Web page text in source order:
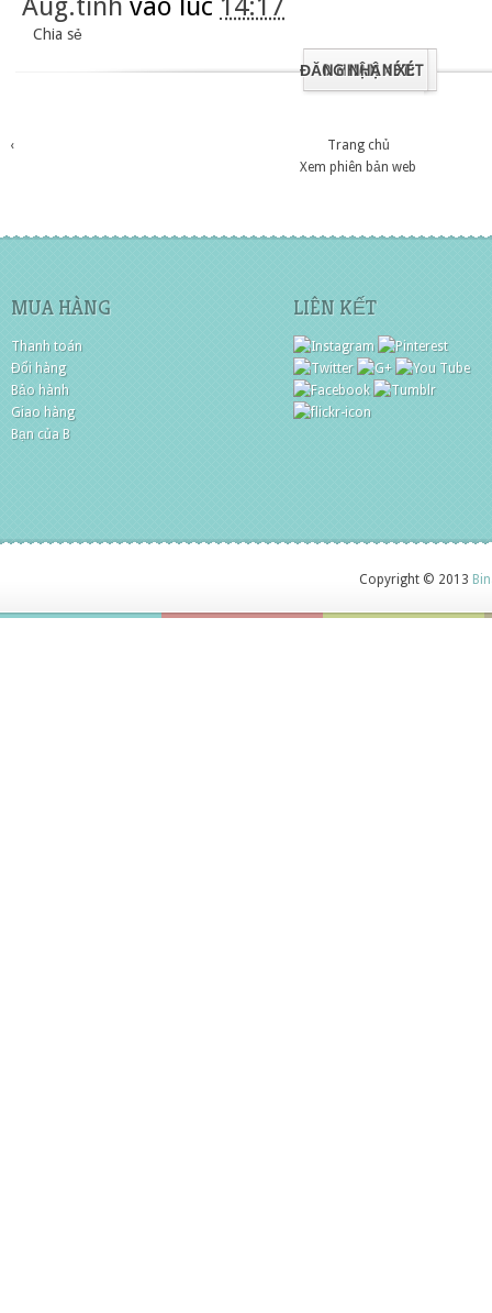
Aug.tinh vào lúc 14:17
Chia sẻ
0 NHẬN XÉT:
ĐĂNG NHẬN XÉT
‹
Trang chủ
Xem phiên bản web
MUA HÀNG
Thanh toán
Đổi hàng
Bảo hành
Giao hàng
Bạn của B
LIÊN KẾT
Copyright © 2013